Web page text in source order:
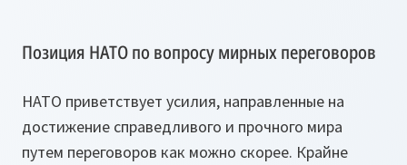
Позиция НАТО по вопросу мирных переговоров
НАТО приветствует усилия, направленные на
достижение справедливого и прочного мира
путем переговоров как можно скорее. Крайне